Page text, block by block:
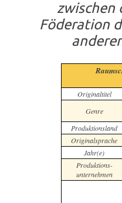
zwischen
Föderation
Originaltitel
Genre
Produktionsland
Originalsprache
Jahr(e)
Produktions-
unternehmen